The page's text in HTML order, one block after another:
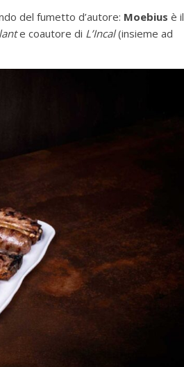
del fumetto d’autore: Moebius è il
e coautore di L’Incal(insieme ad